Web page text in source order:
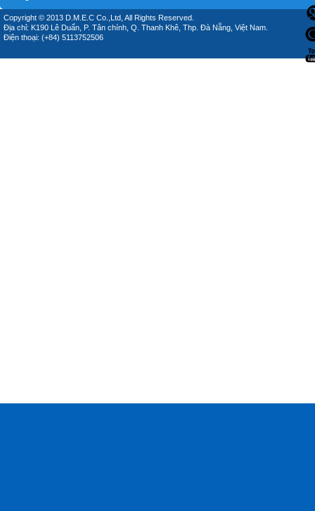
Copyright © 2013 D.M.E.C Co.,Ltd, All Rights Reserved.
Địa chỉ: K190 Lê Duẩn, P. Tân chính, Q. Thanh Khê, Thp. Đà Nẵng, Việt Nam.
Điện thoại: (+84) 5113752506